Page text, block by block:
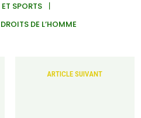
SPORTS
DE L’HOMME
ARTICLE SUIVANT